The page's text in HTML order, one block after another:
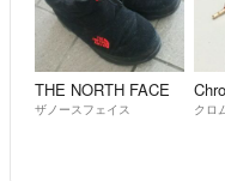
THE NORTH FACE
ザノースフェイス クロ